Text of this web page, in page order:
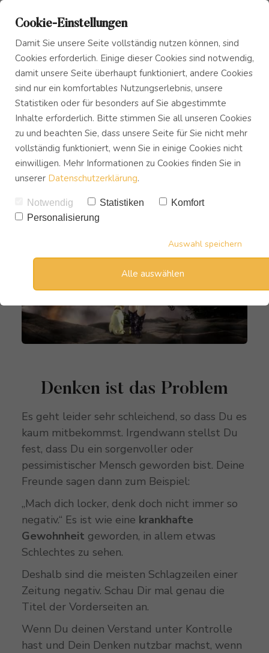
Das Innere Kind
Innerer Frieden
Blog
Podcast
Buch
Download
Wie deine Gedanken dein
Leben beeinflussen!
VON UWE TREVISAN
01.02.2021
1 SHARES
Denken ist das Problem
Es geht leider sehr schleichend, so dass Du es
kaum mitbekommst. Irgendwann stellst Du
fest, dass Du ein sorgenvoller oder
pessimistischer Mensch geworden bist. Deine
Freunde sagen dann zum Beispiel:
„Mach dich locker, denk doch nicht immer so
negativ.“ Es ist wie eine krankhafte
Gewohnheit geworden, in allem etwas
Schlechtes zu sehen.
Deshalb sind die meisten Schlagzeilen einer
Zeitung negativ. Schau Dir mal genau die
Titel der Vorderseiten an.
Wenn Du deinen Verstand unter Kontrolle
hast und Dein Denken nutzbar machst, wenn
Cookie-Einstellungen
Damit Sie unsere Seite vollständig nutzen können, sind
Cookies erforderlich. Einige dieser Cookies sind notwendig,
damit unsere Seite überhaupt funktioniert, andere Cookies
sind nur ein komfortables Nutzungserlebnis, unsere
Statistiken oder für besonders auf Sie abgestimmte
Inhalte erforderlich. Bitte stimmen Sie all unseren Cookies
zu und beachten Sie, dass unsere Seite für Sie nicht mehr
vollständig funktioniert, wenn Sie in einige Cookies nicht
einwilligen. Mehr Informationen zu Cookies finden Sie in
unserer Datenschutzerklärung.
Notwendig Statistiken
Komfort
Personalisierung
Auswahl speichern
Alle auswählen